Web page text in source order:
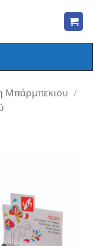
Μπάρμπεκιου /